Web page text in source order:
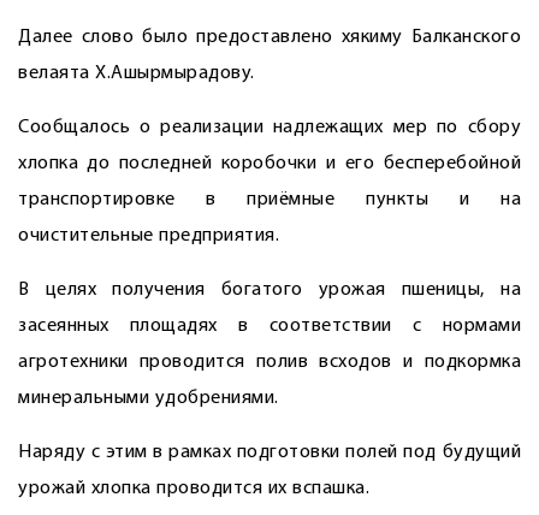
Далее слово было предоставлено хякиму Балканского
велаята Х.Ашырмырадову.
Сообщалось о реализации надлежащих мер по сбору
хлопка до последней коробочки и его бесперебойной
транспортировке в приёмные пункты и на
очистительные предприятия.
В целях получения богатого урожая пшеницы, на
засеянных площадях в соответствии с нормами
агротехники проводится полив всходов и подкормка
минеральными удобрениями.
Наряду с этим в рамках подготовки полей под будущий
урожай хлопка проводится их вспашка.